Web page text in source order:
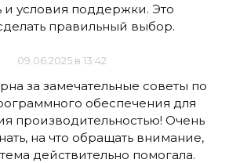
и условия поддержки. Это
правильный выбор.
09.06.2025 в 13:42
за замечательные советы по
обеспечения для
производительностью! Очень
на что обращать внимание,
действительно помогала.